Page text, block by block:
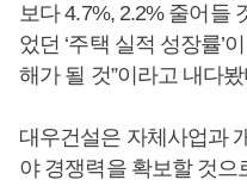
보다 4.7%, 2.2% 줄어들
었던 ‘주택 실적 성장률’
해가 될 것”이라고 내다
대우건설은 자체사업과
야 경쟁력을 확보할 것으